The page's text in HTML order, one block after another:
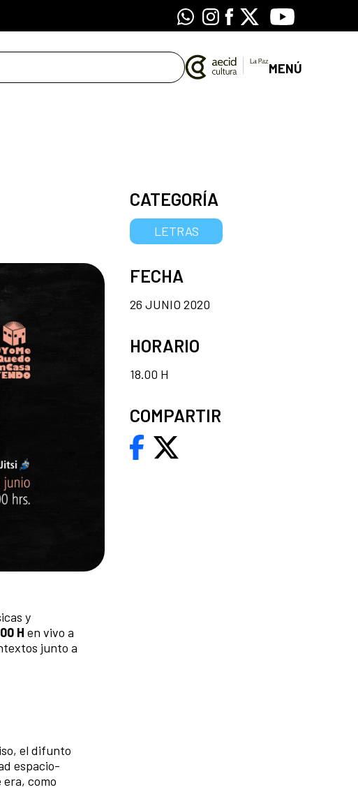
WhatsappInstagram
Facebook
X Youtube
MENÚ
y
H en vivo a
junto a
el difunto
espacio-
como
CATEGORÍA
LETRAS
FECHA
26 JUNIO 2020
HORARIO
18.00 H
COMPARTIR